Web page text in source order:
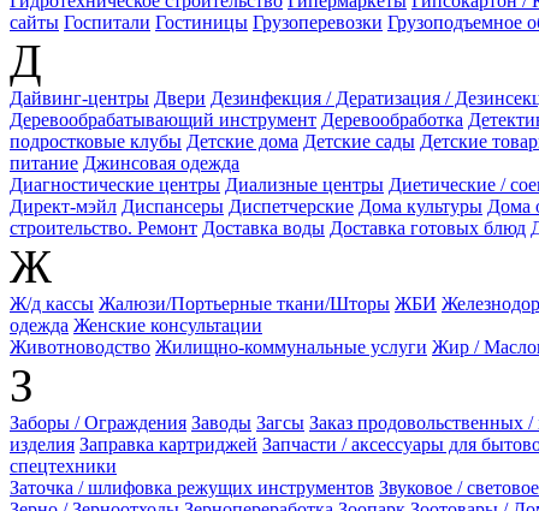
сайты Госпитали Гостиницы Грузоперевозки Грузоподъемное
Д
Дайвинг-центры Двери Дезинфекция / Дератизация /
Деревообрабатывающий инструмент Деревообработка
подростковые клубы Детские дома Детские сады Детские
питание Джинсовая одежда
Диагностические центры Диализные центры Диетические /
Директ-мэйл Диспансеры Диспетчерские Дома культуры Дома
строительство. Ремонт Доставка воды Доставка готовых блюд
Ж
Ж/д кассы Жалюзи/Портьерные ткани/Шторы ЖБИ
одежда Женские консультации
Животноводство Жилищно-коммунальные услуги Жир /
З
Заборы / Ограждения Заводы Загсы Заказ продовольственных
изделия Заправка картриджей Запчасти / аксессуары для
спецтехники
Заточка / шлифовка режущих инструментов Звуковое /